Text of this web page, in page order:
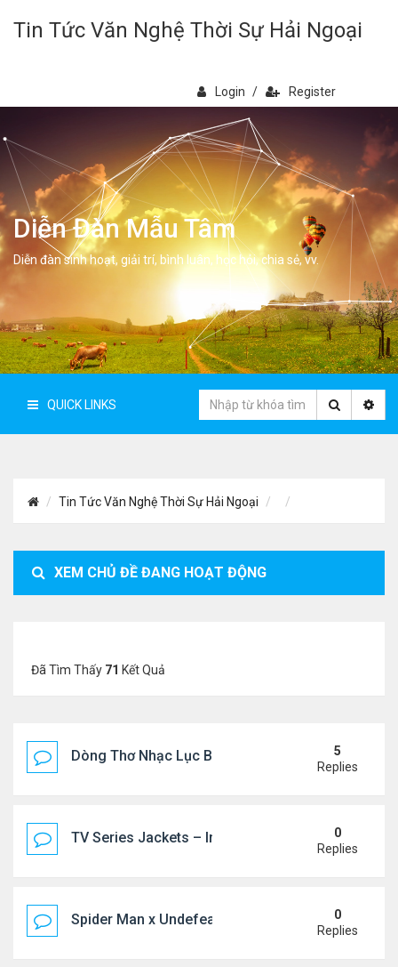
Tin Tức Văn Nghệ Thời Sự Hải Ngoại
Login / Register
Diễn Đàn Mẫu Tâm
Diễn đàn sinh hoạt, giải trí, bình luân, học hỏi, chia sẻ, vv.
QUICK LINKS
Tin Tức Văn Nghệ Thời Sự Hải Ngoại
XEM CHỦ ĐỀ ĐANG HOẠT ĐỘNG
Đã Tìm Thấy 71 Kết Quả
Dòng Thơ Nhạc Lục Bát Trích Đoạn - Gõ Google:
5
Replies
TV Series Jackets – Inspired by Iconic Television
0
Replies
Spider Man x Undefeated FW26 Varsity Jacket –
0
Replies